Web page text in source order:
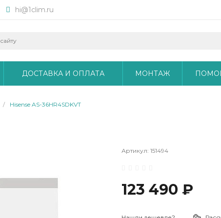
hi@1clim.ru
ДОСТАВКА И ОПЛАТА МОНТАЖ
/ Hisense AS-36HR4SDKVT
Артикул: 151494
123 490 ₽